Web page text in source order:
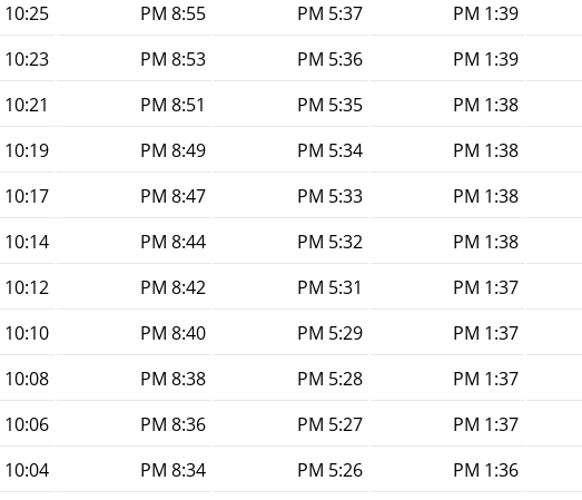
1:39 PM
5:37 PM
8:55 PM
10:25 PM
1:39 PM
5:36 PM
8:53 PM
10:23 PM
1:38 PM
5:35 PM
8:51 PM
10:21 PM
1:38 PM
5:34 PM
8:49 PM
10:19 PM
1:38 PM
5:33 PM
8:47 PM
10:17 PM
1:38 PM
5:32 PM
8:44 PM
10:14 PM
1:37 PM
5:31 PM
8:42 PM
10:12 PM
1:37 PM
5:29 PM
8:40 PM
10:10 PM
1:37 PM
5:28 PM
8:38 PM
10:08 PM
1:37 PM
5:27 PM
8:36 PM
10:06 PM
1:36 PM
5:26 PM
8:34 PM
10:04 PM